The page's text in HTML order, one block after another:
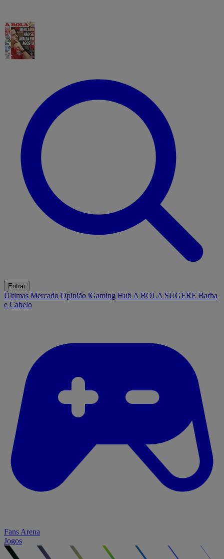
Entrar
Últimas Mercado Opinião iGaming Hub A BOLA SUGERE Barba
e Cabelo
Fans Arena
Jogos